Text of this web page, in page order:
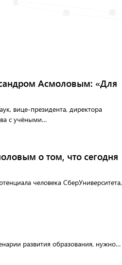
Асмоловым: «Для
вице-президента, директора
с учёными…
о том, что сегодня
человека СберУниверситета,
развития образования, нужно…